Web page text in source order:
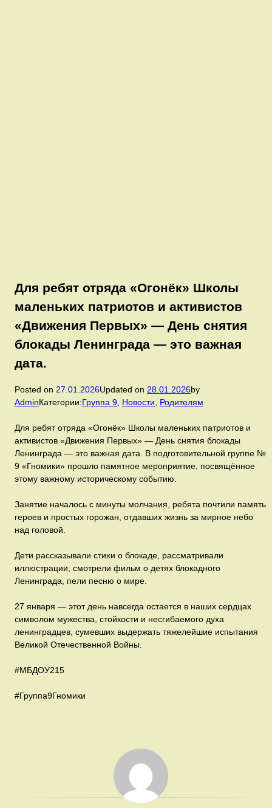
Для ребят отряда «Огонёк» Школы
маленьких патриотов и активистов
«Движения Первых» — День снятия
блокады Ленинграда — это важная
дата.
Posted on 27.01.2026Updated on 28.01.2026by
AdminКатегории:Группа 9 Новости Родителям
Для ребят отряда «Огонёк» Школы маленьких патриотов и
активистов «Движения Первых» — День снятия блокады
Ленинграда — это важная дата. В подготовительной группе №
9 «Гномики» прошло памятное мероприятие, посвящённое
этому важному историческому событию.
Занятие началось с минуты молчания, ребята почтили память
героев и простых горожан, отдавших жизнь за мирное небо
над головой.
Дети рассказывали стихи о блокаде, рассматривали
иллюстрации, смотрели фильм о детях блокадного
Ленинграда, пели песню о мире.
27 января — этот день навсегда остается в наших сердцах
символом мужества, стойкости и несгибаемого духа
ленинградцев, сумевших выдержать тяжелейшие испытания
Великой Отечественной Войны.
#МБДОУ215
#Группа9Гномики